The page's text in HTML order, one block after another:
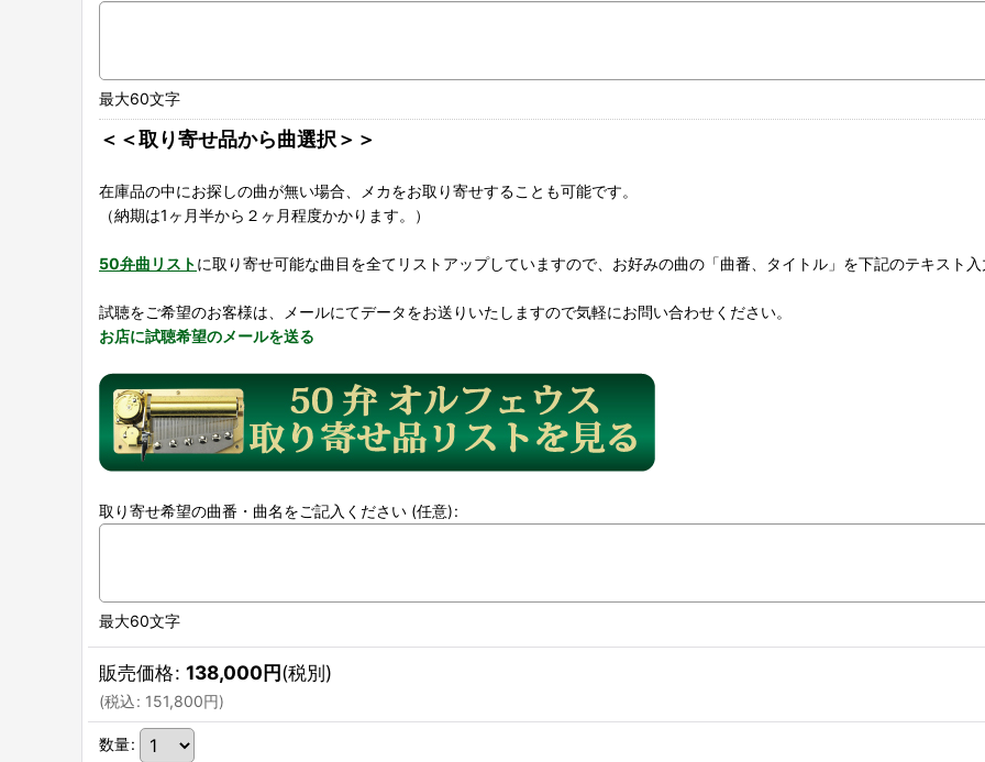
最大60文字
＜＜取り寄せ品から曲選択＞＞
在庫品の中にお探しの曲が無い場合、メカをお取り寄せすることも可能です。
（納期は1ヶ月半から２ヶ月程度かかります。）
50弁曲リストに取り寄せ可能な曲目を全てリストアップしていますので、お好みの曲の「曲番、タイトル」を下記のテキスト入
試聴をご希望のお客様は、メールにてデータをお送りいたしますので気軽にお問い合わせください。
お店に試聴希望のメールを送る
取り寄せ希望の曲番・曲名をご記入ください (任意):
最大60文字
販売価格: 138,000円(税別)
(税込: 151,800円)
数量: